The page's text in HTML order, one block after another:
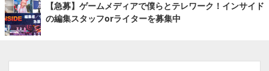
【急募】ゲームメディアで僕らとテレワーク！インサイド
の編集スタッフorライターを募集中